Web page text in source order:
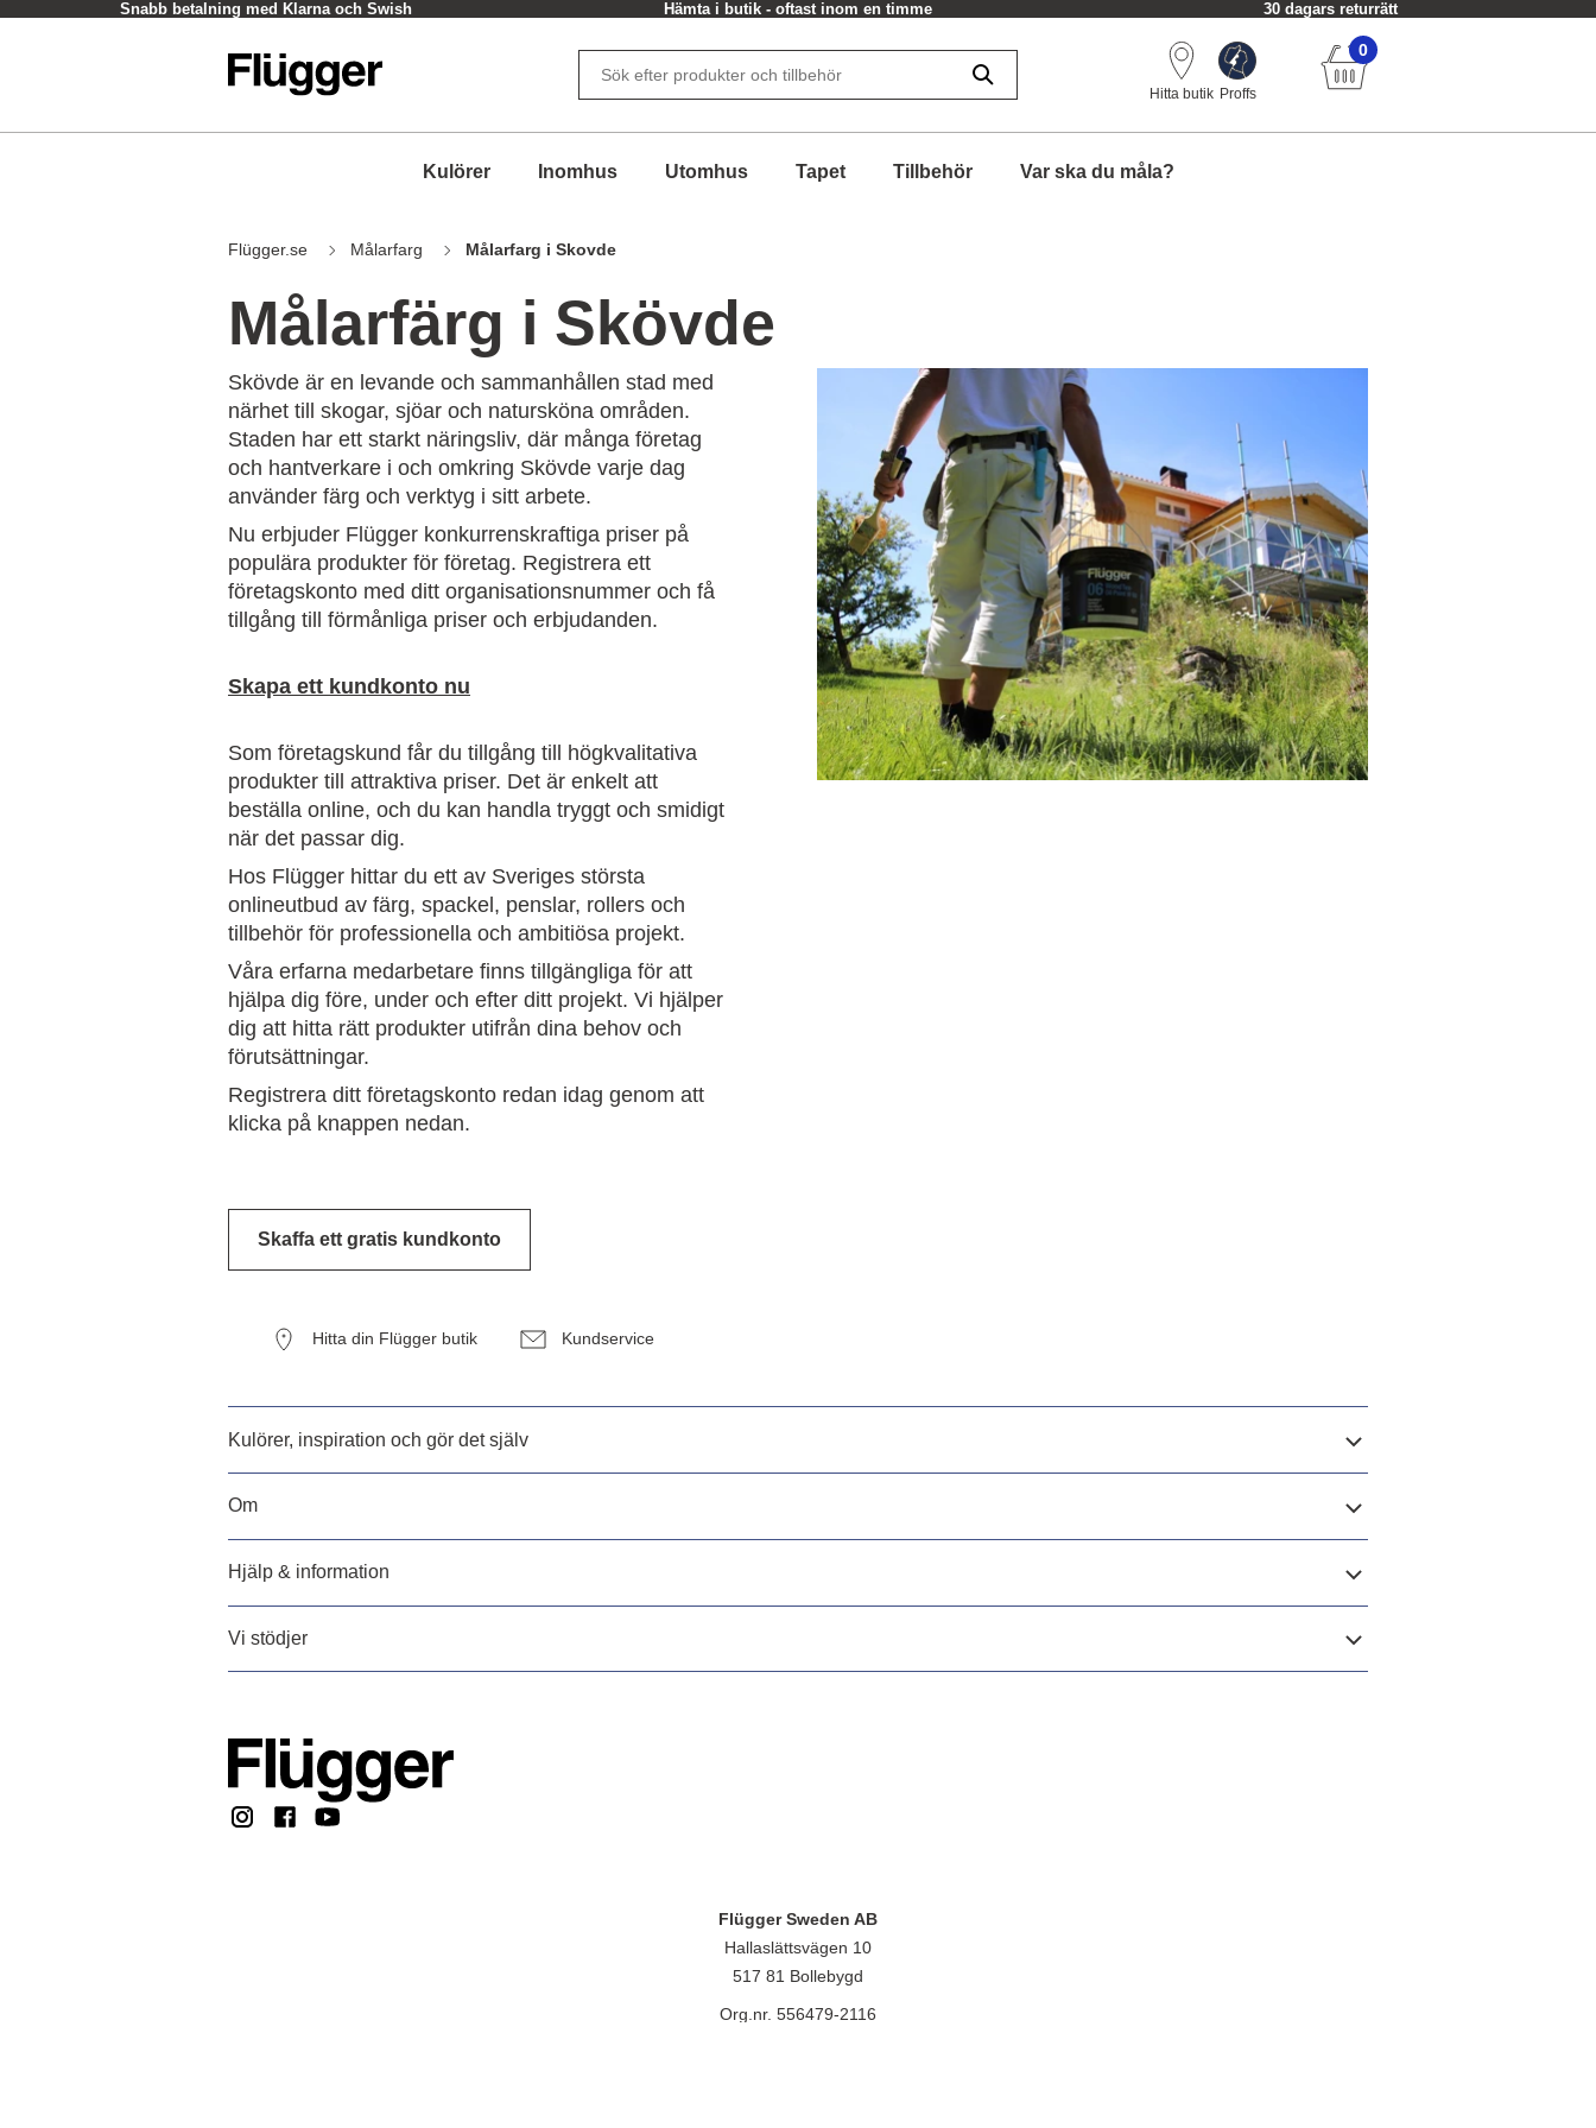
Snabb betalning med Klarna och Swish Hämta i butik - oftast inom en timme 30 dagars returrätt
Hitta butik Proffs
0
Kulörer Inomhus Utomhus Tapet Tillbehör Var ska du måla?
Flügger.se Målarfarg Målarfarg i Skovde
Målarfärg i Skövde
Skövde är en levande och sammanhållen stad med
närhet till skogar, sjöar och natursköna områden.
Staden har ett starkt näringsliv, där många företag
och hantverkare i och omkring Skövde varje dag
använder färg och verktyg i sitt arbete.
Nu erbjuder Flügger konkurrenskraftiga priser på
populära produkter för företag. Registrera ett
företagskonto med ditt organisationsnummer och få
tillgång till förmånliga priser och erbjudanden.
Skapa ett kundkonto nu
Som företagskund får du tillgång till högkvalitativa
produkter till attraktiva priser. Det är enkelt att
beställa online, och du kan handla tryggt och smidigt
när det passar dig.
Hos Flügger hittar du ett av Sveriges största
onlineutbud av färg, spackel, penslar, rollers och
tillbehör för professionella och ambitiösa projekt.
Våra erfarna medarbetare finns tillgängliga för att
hjälpa dig före, under och efter ditt projekt. Vi hjälper
dig att hitta rätt produkter utifrån dina behov och
förutsättningar.
Registrera ditt företagskonto redan idag genom att
klicka på knappen nedan.
Skaffa ett gratis kundkonto
Hitta din Flügger butik Kundservice
Kulörer, inspiration och gör det själv
Om
Hjälp & information
Vi stödjer
Flügger Sweden AB
Hallaslättsvägen 10
517 81 Bollebygd
Org.nr. 556479-2116